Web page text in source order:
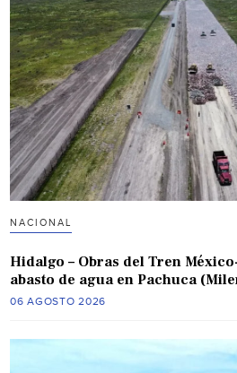
NACIONAL
Hidalgo – Obras del Tren
abasto de agua en Pachuca
06 AGOSTO 2026